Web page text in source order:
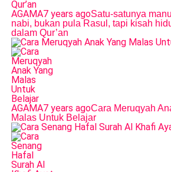
AGAMA7 years agoSatu-satunya
nabi, bukan pula Rasul, tapi kisah
dalam Qur’an
AGAMA7 years agoCara Meruqyah
Malas Untuk Belajar